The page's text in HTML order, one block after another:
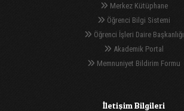
Merkez Kütüphane
Öğrenci Bilgi Sistemi
Öğrenci İşleri Daire Başkanlığı
Akademik Portal
Memnuniyet Bildirim Formu
İletişim Bilgileri